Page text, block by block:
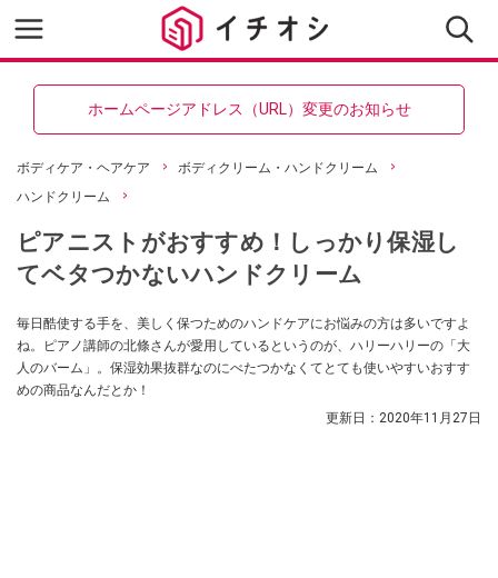
ホームページアドレス（URL）変更のお知らせ
ボディケア・ヘアケア
ボディクリーム・ハンドクリーム
ハンドクリーム
ピアニストがおすすめ！しっかり保湿し
てベタつかないハンドクリーム
毎日酷使する手を、美しく保つためのハンドケアにお悩みの方は多いですよ
ね。ピアノ講師の北條さんが愛用しているというのが、ハリーハリーの「大
人のバーム」。保湿効果抜群なのにべたつかなくてとても使いやすいおすす
めの商品なんだとか！
更新日： 2020年11月27日